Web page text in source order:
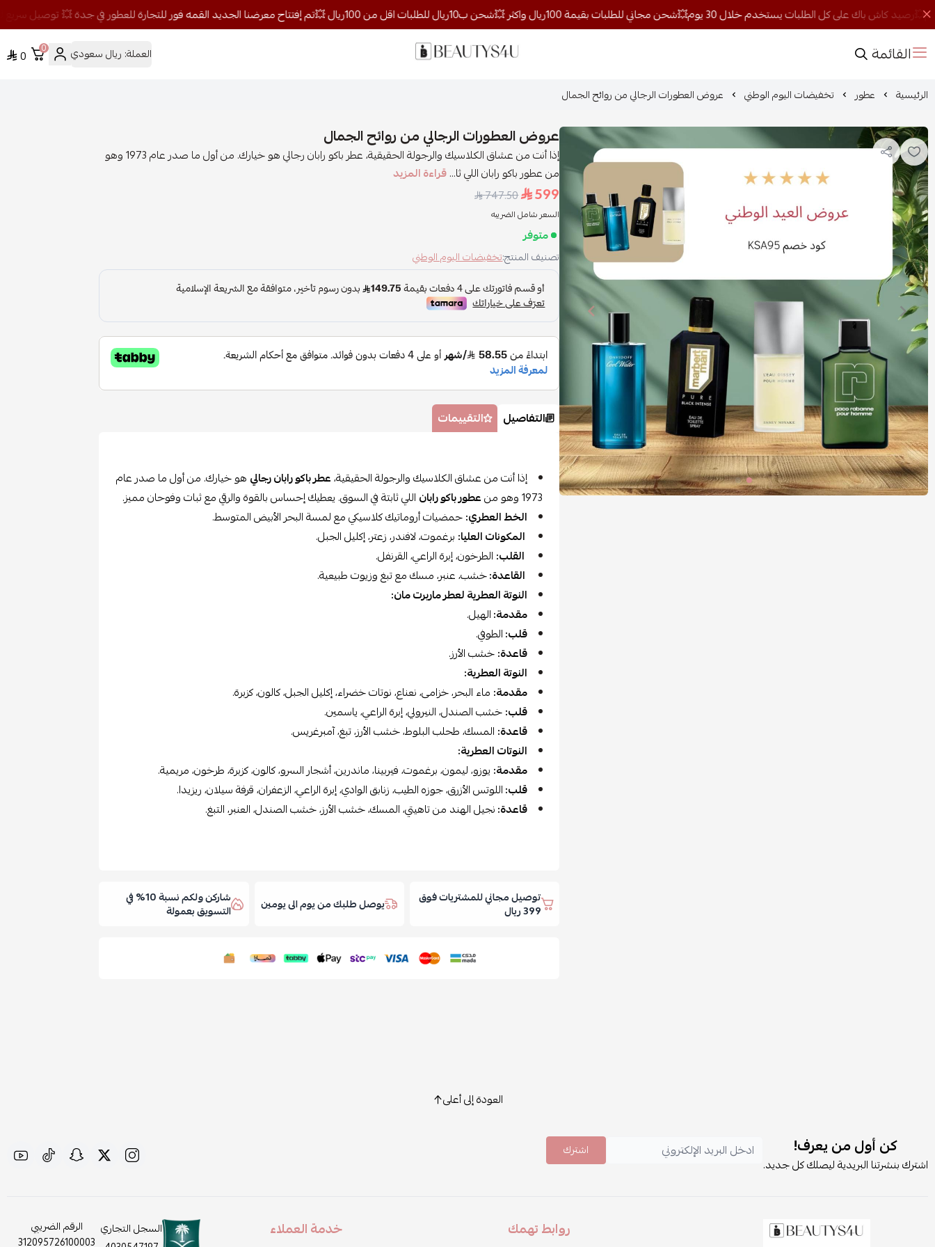
القائمة روائح الجمال العملة: ريال سعودي 0
0
الرئيسية عطور تخفيضات اليوم الوطني عروض العطورات الرجالي من روائح الجمال
عروض العطورات الرجالي من روائح الجمال
إذا أنت من عشاق الكلاسيك والرجولة الحقيقية، عطر باكو رابان رجالي هو خيارك. من أول ما صدر عام 1973 وهو
من عطور باكو رابان اللي ثا...قراءة المزيد
599
747.50
السعر شامل الضريبه
متوفر
تصنيف المنتج:تخفيضات اليوم الوطني
التفاصيل التقييمات
إذا أنت من عشاق الكلاسيك والرجولة الحقيقية،عطر باكو رابان رجالي هو خيارك. من أول ما صدر عام
1973 وهو من
عطور باكو رابان اللي ثابتة في السوق. يعطيك إحساس بالقوة والرقي مع ثبات وفوحان مميز.
الخط العطري:حمضيات أروماتيك كلاسيكي مع لمسة البحر الأبيض المتوسط.
المكونات العليا: برغموت، لافندر، زعتر، إكليل الجبل.
القلب: الطرخون، إبرة الراعي، القرنفل.
القاعدة:خشب، عنبر، مسك مع تبغ وزيوت طبيعية.
النوتة العطرية لعطر ماربرت مان:
مقدمة:الهيل.
قلب:الطوفي.
قاعدة:خشب الأرز.
النوتة العطرية:
مقدمة: ماء البحر، خزامى، نعناع، نوتات خضراء، إكليل الجبل، كالون، كزبرة.
قلب:خشب الصندل، النيرولي، إبرة الراعي، ياسمين.
قاعدة: المسك، طحلب البلوط، خشب الأرز، تبغ، آمبرغريس.
النوتات العطرية:
مقدمة: يوزو، ليمون، برغموت، فيربينا، ماندرين، أشجار السرو، كالون، كزبرة، طرخون، مريمية.
قلب:اللوتس الأزرق، جوزه الطيب، زنابق الوادي، إبرة الراعي، الزعفران، قرفة سيلان، ريزيدا.
قاعدة:نجيل الهند من تاهيتي، المسك، خشب الأرز، خشب الصندل، العنبر، التبغ.
توصيل مجاني للمشتريات فوق
399 ريال يوصل طلبك من يوم الى يومين شاركن ولكم نسبة 10% في
التسويق بعمولة
العودة إلى أعلى
كن أول من يعرف!
اشترك بنشرتنا البريدية ليصلك كل جديد.
اشترك
روابط تهمك خدمة العملاء
السجل التجاري
الرقم الضريبي
312095726100003